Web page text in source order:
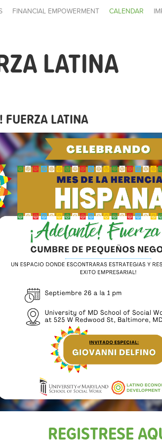
FINANCIAL EMPOWERMENT CALENDAR
LATINA
FUERZA LATINA
REGISTRESE